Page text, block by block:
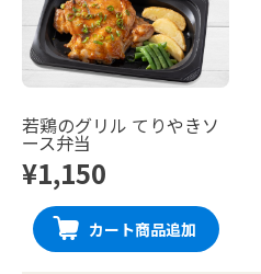
若鶏のグリル てりやきソ
ース弁当
¥1,150
カート商品追加